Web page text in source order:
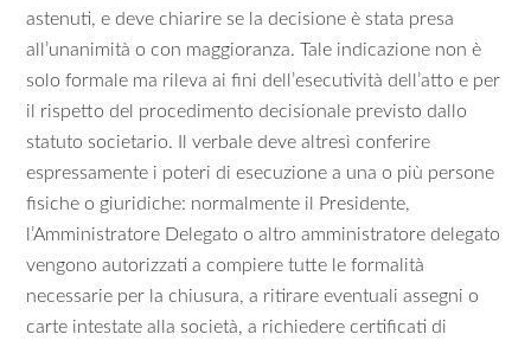
astenuti, e deve chiarire se la decisione è stata presa
all’unanimità o con maggioranza. Tale indicazione non è
solo formale ma rileva ai fini dell’esecutività dell’atto e per
il rispetto del procedimento decisionale previsto dallo
statuto societario. Il verbale deve altresì conferire
espressamente i poteri di esecuzione a una o più persone
fisiche o giuridiche: normalmente il Presidente,
l’Amministratore Delegato o altro amministratore delegato
vengono autorizzati a compiere tutte le formalità
necessarie per la chiusura, a ritirare eventuali assegni o
carte intestate alla società, a richiedere certificati di